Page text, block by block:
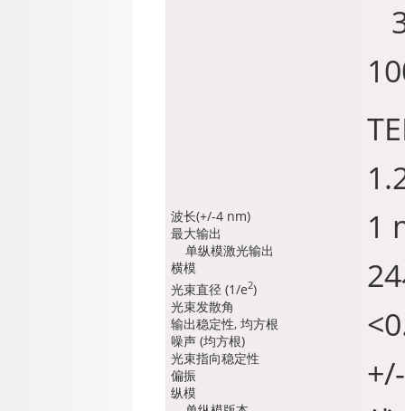
波长(+/-4 nm)
最大输出
单纵模激光输出
横模
光束直径 (1/e2)
光束发散角
输出稳定性, 均方根
噪声 (均方根)
光束指向稳定性
偏振
纵模
1